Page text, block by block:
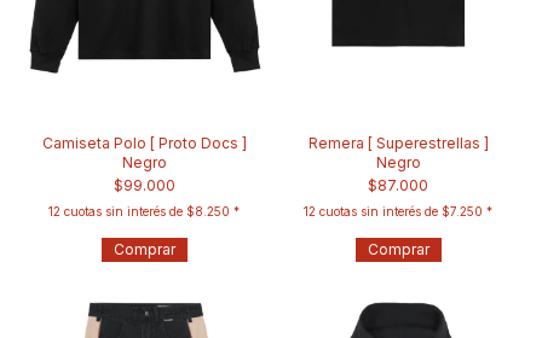
Camiseta Polo [ Proto Docs ]
Negro
$99.000
12 cuotas sin interés de $8.250
Comprar
Remera [ Superestrellas ]
Negro
$87.000
12 cuotas sin interés de $7.250
Comprar